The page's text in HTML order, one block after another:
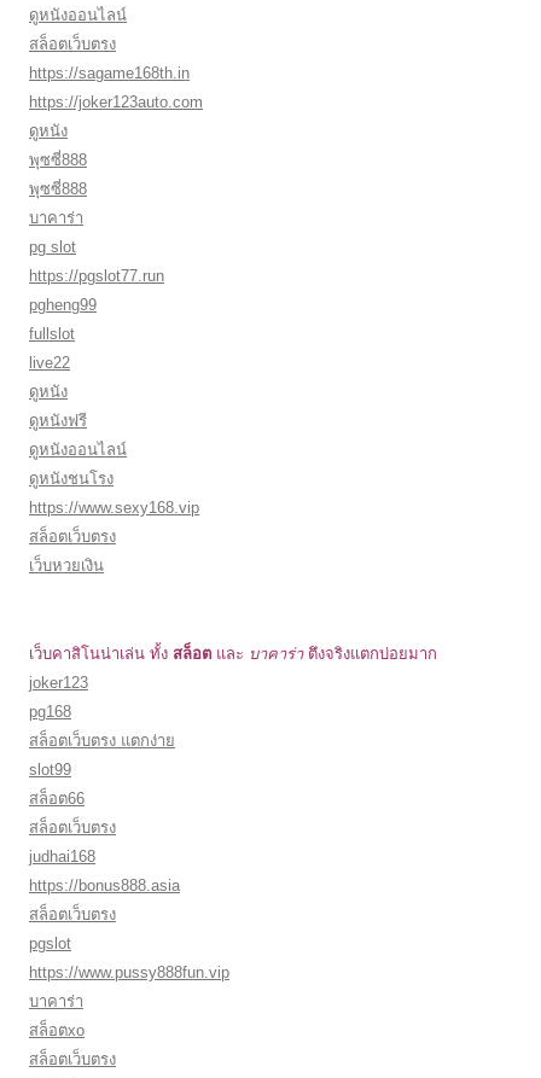
ดูหนังออนไลน์
สล็อตเว็บตรง
https://sagame168th.in
https://joker123auto.com
ดูหนัง
พุซซี่888
พุซซี่888
บาคาร่า
pg slot
https://pgslot77.run
pgheng99
fullslot
live22
ดูหนัง
ดูหนังฟรี
ดูหนังออนไลน์
ดูหนังชนโรง
https://www.sexy168.vip
สล็อตเว็บตรง
เว็บหวยเงิน
เว็บคาสิโนน่าเล่น ทั้ง สล็อต และ บาคาร่าตึงจริงแตกบ่อยมาก
joker123
pg168
สล็อตเว็บตรง แตกง่าย
slot99
สล็อต66
สล็อตเว็บตรง
judhai168
https://bonus888.asia
สล็อตเว็บตรง
pgslot
https://www.pussy888fun.vip
บาคาร่า
สล็อตxo
สล็อตเว็บตรง